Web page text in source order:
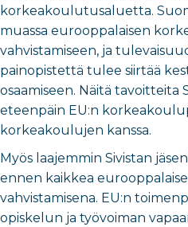
korkeakoulutusaluetta.
muassa eurooppalaisen
vahvistamiseen, ja
painopistettä tulee siirtää
osaamiseen. Näitä tavoitteita
eteenpäin EU:n
korkeakoulujen kanssa.
Myös laajemmin Sivistan
ennen kaikkea
vahvistamisena. EU:n
opiskelun ja työvoiman